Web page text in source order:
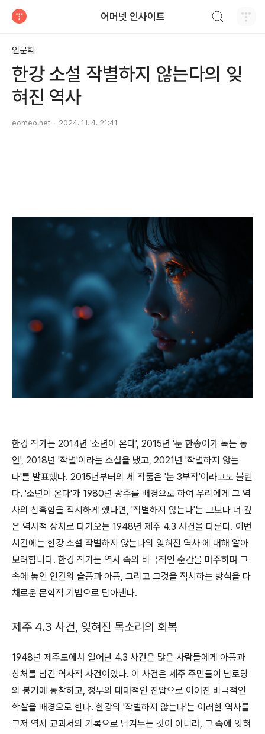
어머넷 인사이트
인문학
한강 소설 작별하지 않는다의 잊
혀진 역사
eomeo.net 2024. 11. 4. 21:41
한강 작가는 2014년 '소년이 온다', 2015년 '눈 한송이가 녹는 동
안', 2018년 '작별'이라는 소설을 냈고, 2021년 '작별하지 않는
다'를 발표했다. 2015년부터의 세 작품은 '눈 3부작'이라고도 불린
다. '소년이 온다'가 1980년 광주를 배경으로 하여 우리에게 그 역
사의 참혹함을 직시하게 했다면, '작별하지 않는다'는 그보다 더 깊
은 역사적 상처로 다가오는 1948년 제주 4.3 사건을 다룬다. 이번
시간에는 한강 소설 작별하지 않는다의 잊혀진 역사 에 대해 알아
보려합니다. 한강 작가는 역사 속의 비극적인 순간을 마주하며 그
속에 놓인 인간의 슬픔과 아픔, 그리고 그것을 직시하는 방식을 다
채로운 문학적 기법으로 담아낸다.
제주 4.3 사건, 잊혀진 목소리의 회복
1948년 제주도에서 일어난 4.3 사건은 많은 사람들에게 아픔과
상처를 남긴 역사적 사건이었다. 이 사건은 제주 주민들이 남로당
의 봉기에 동참하고, 정부의 대대적인 진압으로 이어진 비극적인
학살을 배경으로 한다. 한강의 '작별하지 않는다'는 이러한 역사를
그저 역사 교과서의 기록으로 남겨두는 것이 아니라, 그 속에 잊혀